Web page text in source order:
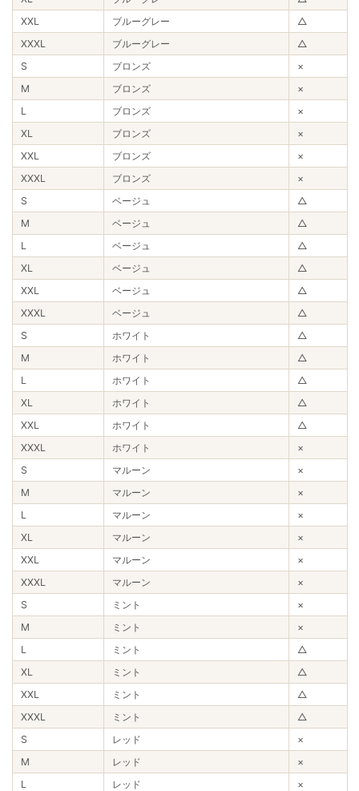
XXL
ブルーグレー
△
XXXL
ブルーグレー
△
S
ブロンズ
×
M
ブロンズ
×
L
ブロンズ
×
XL
ブロンズ
×
XXL
ブロンズ
×
XXXL
ブロンズ
×
S
ベージュ
△
M
ベージュ
△
L
ベージュ
△
XL
ベージュ
△
XXL
ベージュ
△
XXXL
ベージュ
△
S
ホワイト
△
M
ホワイト
△
L
ホワイト
△
XL
ホワイト
△
XXL
ホワイト
△
XXXL
ホワイト
×
S
マルーン
×
M
マルーン
×
L
マルーン
×
XL
マルーン
×
XXL
マルーン
×
XXXL
マルーン
×
S
ミント
×
M
ミント
×
L
ミント
△
XL
ミント
△
XXL
ミント
△
XXXL
ミント
△
S
レッド
×
M
レッド
×
L
レッド
×